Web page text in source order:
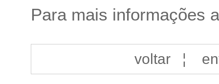
Para mais informações
voltar¦